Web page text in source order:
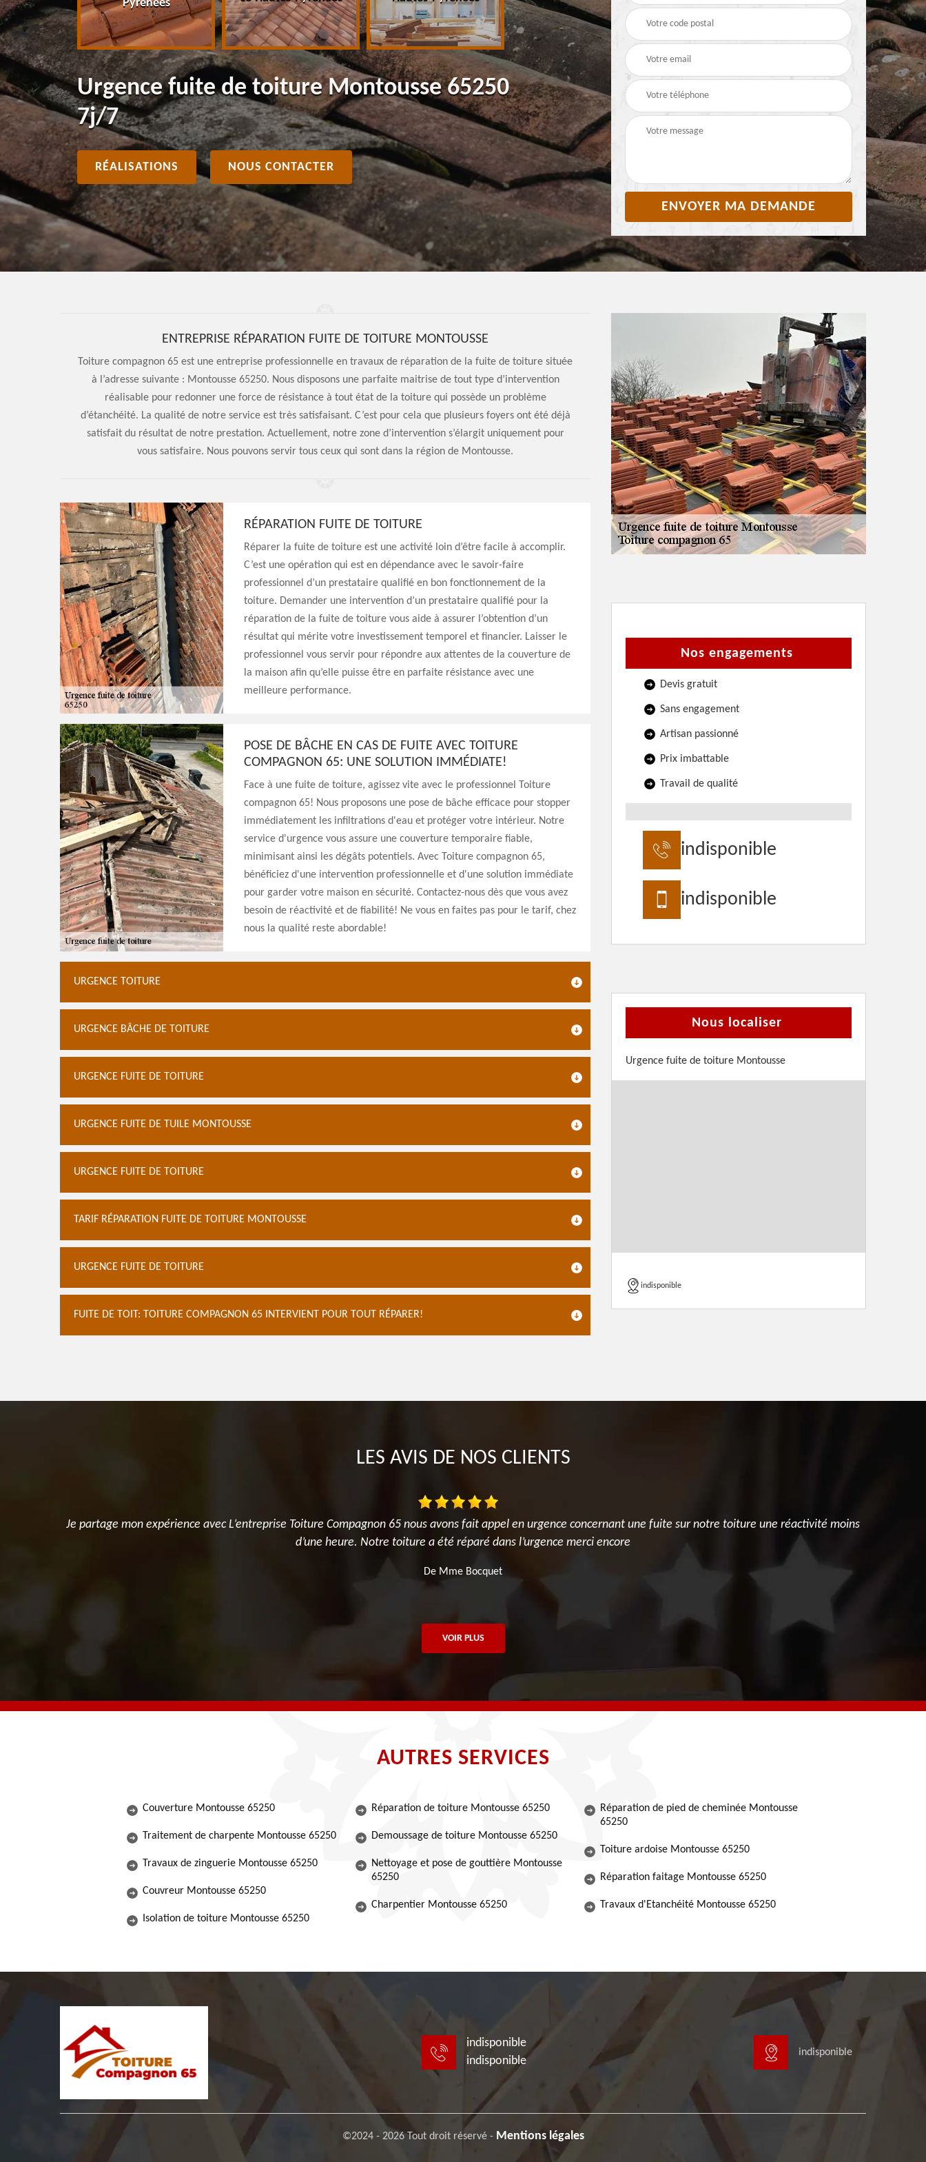
Pyrénées
Pyrénées
Urgence fuite de toiture Montousse 65250
7j/7
RÉALISATIONS NOUS CONTACTER
ENTREPRISE RÉPARATION FUITE DE TOITURE MONTOUSSE
Toiture compagnon 65 est une entreprise professionnelle en travaux de réparation de la fuite de toiture située
à l’adresse suivante : Montousse 65250. Nous disposons une parfaite maitrise de tout type d’intervention
réalisable pour redonner une force de résistance à tout état de la toiture qui possède un problème
d’étanchéité. La qualité de notre service est très satisfaisant. C’est pour cela que plusieurs foyers ont été déjà
satisfait du résultat de notre prestation. Actuellement, notre zone d’intervention s’élargit uniquement pour
vous satisfaire. Nous pouvons servir tous ceux qui sont dans la région de Montousse.
RÉPARATION FUITE DE TOITURE
Réparer la fuite de toiture est une activité loin d’être facile à accomplir.
C’est une opération qui est en dépendance avec le savoir-faire
professionnel d’un prestataire qualifié en bon fonctionnement de la
toiture. Demander une intervention d’un prestataire qualifié pour la
réparation de la fuite de toiture vous aide à assurer l’obtention d’un
résultat qui mérite votre investissement temporel et financier. Laisser le
professionnel vous servir pour répondre aux attentes de la couverture de
la maison afin qu’elle puisse être en parfaite résistance avec une
meilleure performance.
POSE DE BÂCHE EN CAS DE FUITE AVEC TOITURE
COMPAGNON 65: UNE SOLUTION IMMÉDIATE!
Face à une fuite de toiture, agissez vite avec le professionnel Toiture
compagnon 65! Nous proposons une pose de bâche efficace pour stopper
immédiatement les infiltrations d'eau et protéger votre intérieur. Notre
service d'urgence vous assure une couverture temporaire fiable,
minimisant ainsi les dégâts potentiels. Avec Toiture compagnon 65,
bénéficiez d'une intervention professionnelle et d'une solution immédiate
pour garder votre maison en sécurité. Contactez-nous dès que vous avez
besoin de réactivité et de fiabilité! Ne vous en faites pas pour le tarif, chez
nous la qualité reste abordable!
URGENCE TOITURE
URGENCE BÂCHE DE TOITURE
URGENCE FUITE DE TOITURE
URGENCE FUITE DE TUILE MONTOUSSE
URGENCE FUITE DE TOITURE
TARIF RÉPARATION FUITE DE TOITURE MONTOUSSE
URGENCE FUITE DE TOITURE
FUITE DE TOIT: TOITURE COMPAGNON 65 INTERVIENT POUR TOUT RÉPARER!
Nos engagements
Devis gratuit
Sans engagement
Artisan passionné
Prix imbattable
Travail de qualité
indisponible
indisponible
Nous localiser
Urgence fuite de toiture Montousse
indisponible
LES AVIS DE NOS CLIENTS
Je partage mon expérience avec L’entreprise Toiture Compagnon 65 nous avons fait appel en urgence concernant une fuite sur notre toiture une réactivité moins
d’une heure. Notre toiture a été réparé dans l’urgence merci encore
De Mme Bocquet
VOIR PLUS
AUTRES SERVICES
Couverture Montousse 65250
Traitement de charpente Montousse 65250
Travaux de zinguerie Montousse 65250
Couvreur Montousse 65250
Isolation de toiture Montousse 65250
Réparation de toiture Montousse 65250
Demoussage de toiture Montousse 65250
Nettoyage et pose de gouttière Montousse
65250
Charpentier Montousse 65250
Réparation de pied de cheminée Montousse
65250
Toiture ardoise Montousse 65250
Réparation faitage Montousse 65250
Travaux d'Etanchéité Montousse 65250
indisponible
indisponible
indisponible
©2024 - 2026 Tout droit réservé - Mentions légales